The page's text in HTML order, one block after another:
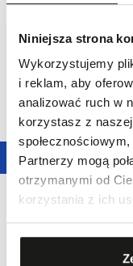
Niniejsza strona
Wykorzystujemy
i reklam, aby
analizować ruch w
korzystasz z
Partnerzy mogą
otrzymanymi od
korzystania z ich
Obrączka złota
Obrączka złota z